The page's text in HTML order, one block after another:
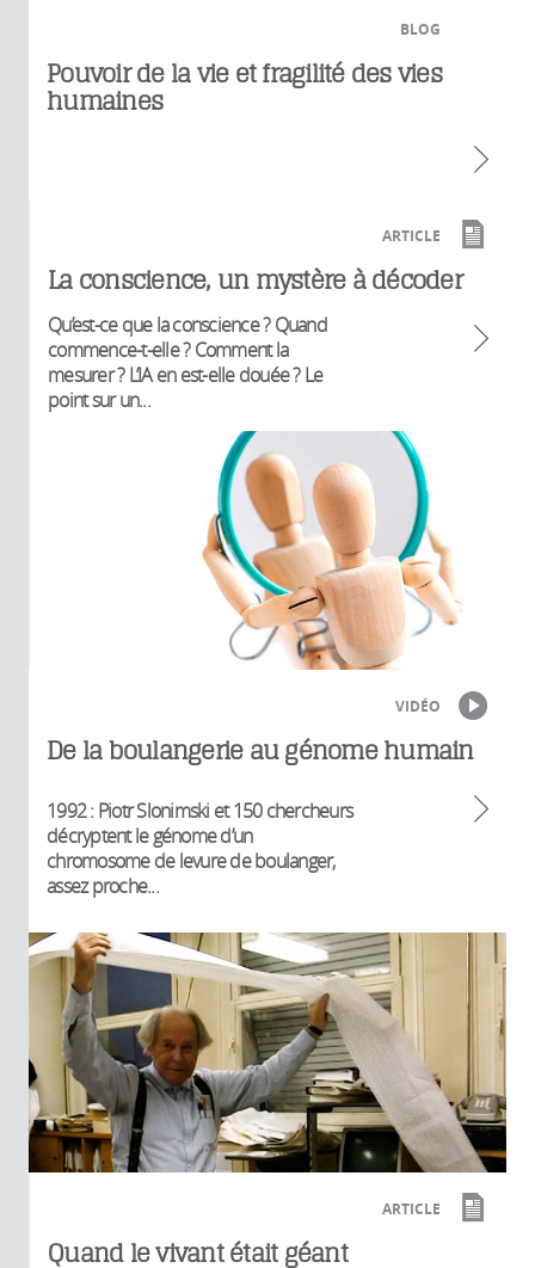
BLOG
Pouvoir de la vie et fragilité des vies
humaines
ARTICLE
La conscience, un mystère à décoder
Qu’est-ce que la conscience ? Quand
commence-t-elle ? Comment la
mesurer ? L’IA en est-elle douée ? Le
point sur un...
VIDÉO
De la boulangerie au génome humain
1992 : Piotr Slonimski et 150 chercheurs
décryptent le génome d’un
chromosome de levure de boulanger,
assez proche...
ARTICLE
Quand le vivant était géant